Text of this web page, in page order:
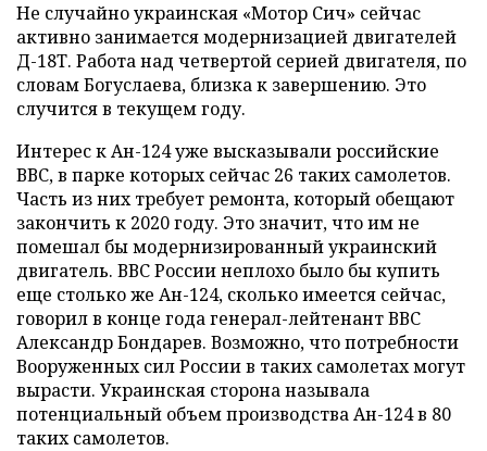
Не случайно украинская «Мотор Сич» сейчас
активно занимается модернизацией двигателей
Д-18Т. Работа над четвертой серией двигателя, по
словам Богуслаева, близка к завершению. Это
случится в текущем году.
Интерес к Ан-124 уже высказывали российские
ВВС, в парке которых сейчас 26 таких самолетов.
Часть из них требует ремонта, который обещают
закончить к 2020 году. Это значит, что им не
помешал бы модернизированный украинский
двигатель. ВВС России неплохо было бы купить
еще столько же Ан-124, сколько имеется сейчас,
говорил в конце года генерал-лейтенант ВВС
Александр Бондарев. Возможно, что потребности
Вооруженных сил России в таких самолетах могут
вырасти. Украинская сторона называла
потенциальный объем производства Ан-124 в 80
таких самолетов.